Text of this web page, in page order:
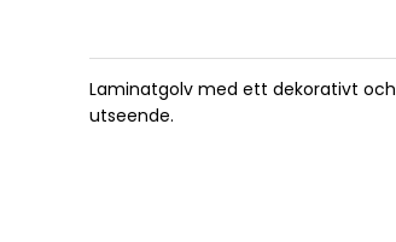
Laminatgolv med ett dekorativt
utseende.